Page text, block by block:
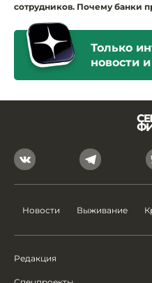
сотрудников. Почему банки
Только
новости
Новости Выживание
Редакция